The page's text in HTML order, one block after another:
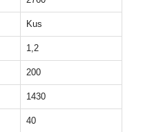
Kus
1,2
200
1430
40